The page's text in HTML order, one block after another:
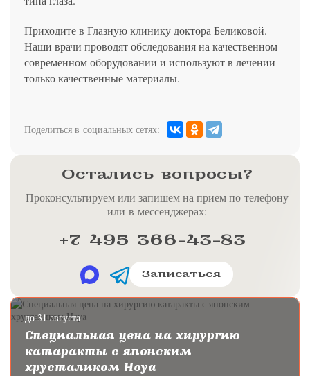
Приходите в Глазную клинику доктора Беликовой.
Наши врачи проводят обследования на качественном
современном оборудовании и используют в лечении
только качественные материалы.
Поделиться в социальных сетях:
Остались вопросы?
Проконсультируем или запишем на прием по телефону
или в мессенджерах:
+7 495 366-43-83
Записаться
до 31 августа
Специальная цена на хирургию
катаракты с японским
хрусталиком Hoya